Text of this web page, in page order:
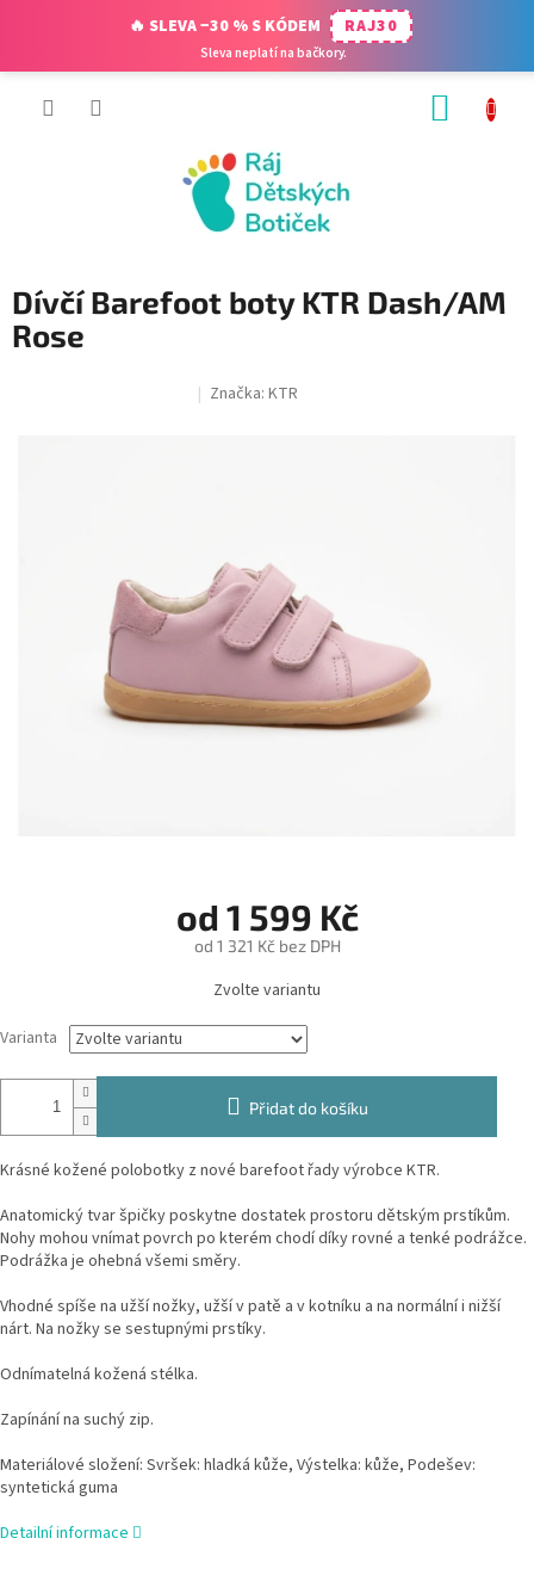
Dívčí Barefoot boty KTR Dash/AM
Rose
Značka: KTR
od 1 599 Kč
od 1 321 Kčbez DPH
Měrná
cena:
Zvolte variantu
Varianta
Přidat do košíku
Krásné kožené polobotky z nové barefoot řady výrobce KTR.
Anatomický tvar špičky poskytne dostatek prostoru dětským prstíkům.
Nohy mohou vnímat povrch po kterém chodí díky rovné a tenké podrážce.
Podrážka je ohebná všemi směry.
Vhodné spíše na užší nožky, užší v patě a v kotníku a na normální i nižší
nárt. Na nožky se sestupnými prstíky.
Odnímatelná kožená stélka.
Zapínání na suchý zip.
Materiálové složení: Svršek: hladká kůže, Výstelka: kůže, Podešev:
syntetická guma
Detailní informace
🔥 SLEVA −30 % S KÓDEM RAJ30
Sleva neplatí na bačkory.